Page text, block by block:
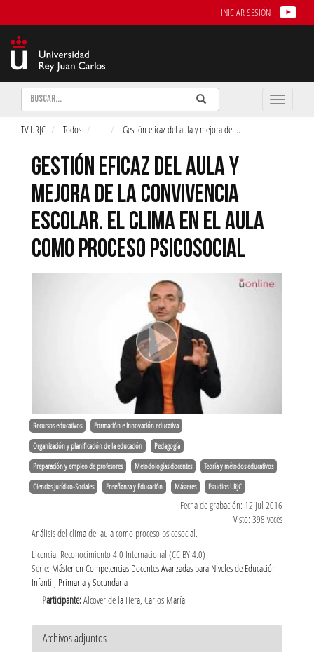
INICIAR SESIÓN
Buscar Enviar
Buscar
Toggle
TV URJC Todos ... Gestión eficaz del aula y mejora de ...
GESTIÓN EFICAZ DEL AULA Y
MEJORA DE LA CONVIVENCIA
ESCOLAR. EL CLIMA EN EL AULA
COMO PROCESO PSICOSOCIAL
Recursos educativos Formación e Innovación educativa
Organización y planificación de la educación Pedagogía
Preparación y empleo de profesores Metodologías docentes Teoría y métodos educativos
Ciencias Jurídico-Sociales Enseñanza y Educación Másteres Estudios URJC
Fecha de grabación: 12 jul 2016
Visto: 398 veces
Análisis del clima del aula como proceso psicosocial.
Licencia: Reconocimiento 4.0 Internacional (CC BY 4.0)
Serie: Máster en Competencias Docentes Avanzadas para Niveles de Educación
Infantil, Primaria y Secundaria
Participante:Alcover de la Hera, Carlos María
Archivos adjuntos